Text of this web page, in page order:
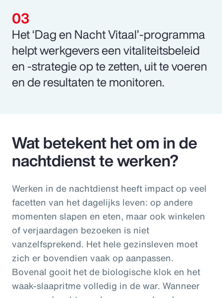
Het ‘Dag en Nacht Vitaal’-programma
helpt werkgevers een vitaliteitsbeleid
en -strategie op te zetten, uit te voeren
en de resultaten te monitoren.
Wat betekent het om in de
nachtdienst te werken?
Werken in de nachtdienst heeft impact op veel
facetten van het dagelijks leven: op andere
momenten slapen en eten, maar ook winkelen
of verjaardagen bezoeken is niet
vanzelfsprekend. Het hele gezinsleven moet
zich er bovendien vaak op aanpassen.
Bovenal gooit het de biologische klok en het
waak-slaapritme volledig in de war. Wanneer